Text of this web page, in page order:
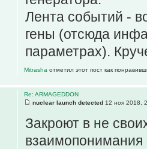
Лента событий -
гены (отсюда
параметрах).
Mitrasha отметил этот пост как
Re: ARMAGEDDON
nuclear launch detected 12 ноя 2018,
Закроют в не
взаимопонимания